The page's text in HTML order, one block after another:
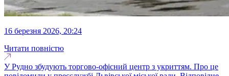
16 березня 2026, 20:24
Читати повністю
У Рудно збудують торгово-офісний центр з укриттям. Про це